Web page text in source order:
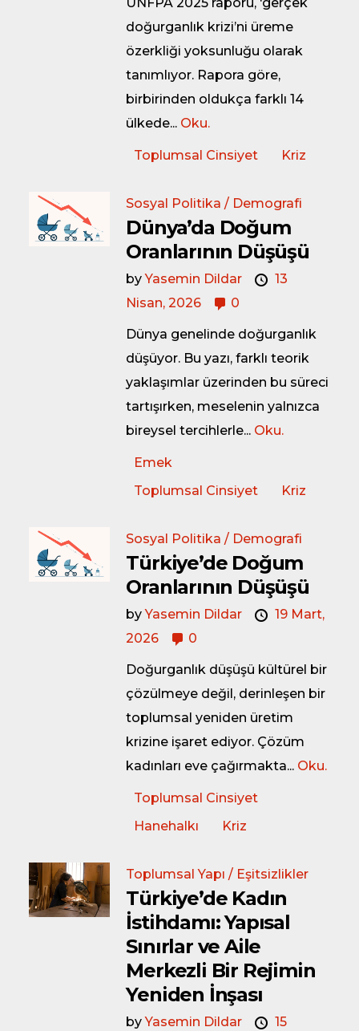
UNFPA 2025 raporu, ‘gerçek
doğurganlık krizi’ni üreme
özerkliği yoksunluğu olarak
tanımlıyor. Rapora göre,
birbirinden oldukça farklı 14
ülkede... Oku.
Toplumsal Cinsiyet Kriz
Sosyal Politika / Demografi
Dünya’da Doğum
Oranlarının Düşüşü
byYasemin Dildar
13
Nisan, 2026
0
Dünya genelinde doğurganlık
düşüyor. Bu yazı, farklı teorik
yaklaşımlar üzerinden bu süreci
tartışırken, meselenin yalnızca
bireysel tercihlerle... Oku.
Emek
Toplumsal Cinsiyet
Kriz
Sosyal Politika / Demografi
Türkiye’de Doğum
Oranlarının Düşüşü
byYasemin Dildar
19 Mart,
2026
0
Doğurganlık düşüşü kültürel bir
çözülmeye değil, derinleşen bir
toplumsal yeniden üretim
krizine işaret ediyor. Çözüm
kadınları eve çağırmakta... Oku.
Toplumsal Cinsiyet
Hanehalkı
Kriz
Toplumsal Yapı / Eşitsizlikler
Türkiye’de Kadın
İstihdamı: Yapısal
Sınırlar ve Aile
Merkezli Bir Rejimin
Yeniden İnşası
byYasemin Dildar
15